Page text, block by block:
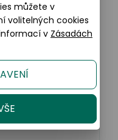
můžete v
volitelných cookies
v Zásadách